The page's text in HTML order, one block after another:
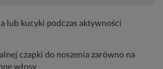
lub kucyki podczas aktywności
czapki do noszenia zarówno na
włosy